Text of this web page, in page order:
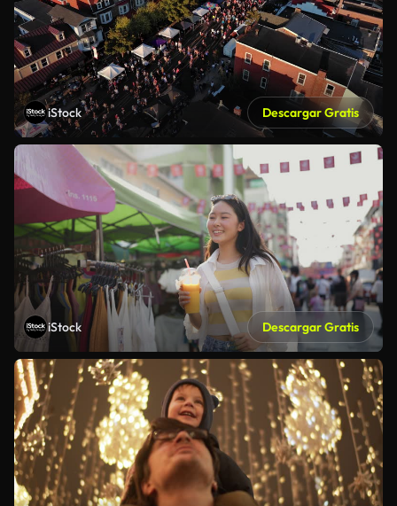
iStock Descargar Gratis
iStock Descargar Gratis